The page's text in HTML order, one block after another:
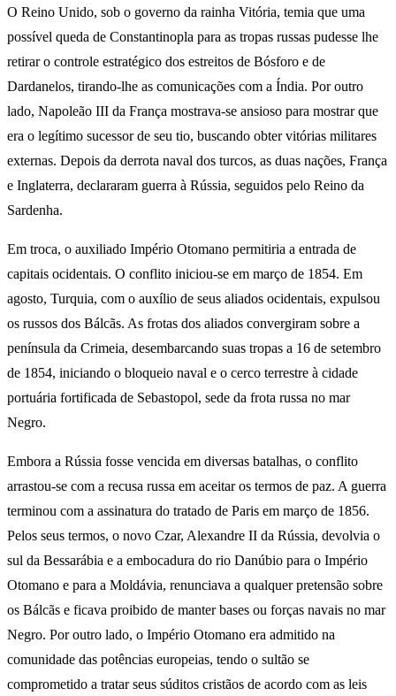
O Reino Unido, sob o governo da rainha Vitória, temia que uma
possível queda de Constantinopla para as tropas russas pudesse lhe
retirar o controle estratégico dos estreitos de Bósforo e de
Dardanelos, tirando-lhe as comunicações com a Índia. Por outro
lado, Napoleão III da França mostrava-se ansioso para mostrar que
era o legítimo sucessor de seu tio, buscando obter vitórias militares
externas. Depois da derrota naval dos turcos, as duas nações, França
e Inglaterra, declararam guerra à Rússia, seguidos pelo Reino da
Sardenha.
Em troca, o auxiliado Império Otomano permitiria a entrada de
capitais ocidentais. O conflito iniciou-se em março de 1854. Em
agosto, Turquia, com o auxílio de seus aliados ocidentais, expulsou
os russos dos Bálcãs. As frotas dos aliados convergiram sobre a
península da Crimeia, desembarcando suas tropas a 16 de setembro
de 1854, iniciando o bloqueio naval e o cerco terrestre à cidade
portuária fortificada de Sebastopol, sede da frota russa no mar
Negro.
Embora a Rússia fosse vencida em diversas batalhas, o conflito
arrastou-se com a recusa russa em aceitar os termos de paz. A guerra
terminou com a assinatura do tratado de Paris em março de 1856.
Pelos seus termos, o novo Czar, Alexandre II da Rússia, devolvia o
sul da Bessarábia e a embocadura do rio Danúbio para o Império
Otomano e para a Moldávia, renunciava a qualquer pretensão sobre
os Bálcãs e ficava proibido de manter bases ou forças navais no mar
Negro. Por outro lado, o Império Otomano era admitido na
comunidade das potências europeias, tendo o sultão se
comprometido a tratar seus súditos cristãos de acordo com as leis